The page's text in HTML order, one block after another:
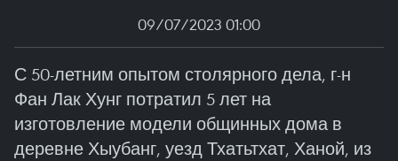
09/07/2023 01:00
С 50-летним опытом столярного дела, г-н
Фан Лак Хунг потратил 5 лет на
изготовление модели общинных дома в
деревне Хыубанг, уезд Тхатьтхат, Ханой, из